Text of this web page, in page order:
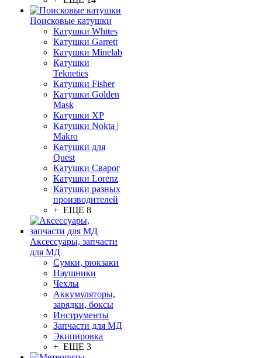
Поисковые катушки
Катушки Whites
Катушки Garrett
Катушки Minelab
Катушки
Teknetics
Катушки Fisher
Катушки Golden
Mask
Катушки XP
Катушки Nokta |
Makro
Катушки для
Quest
Катушки Сварог
Катушки Lorenz
Катушки разных
производителей
+ ЕЩЕ 8
Аксессуары, запчасти
для МД
Сумки, рюкзаки
Наушники
Чехлы
Аккумуляторы,
зарядки, боксы
Инструменты
Запчасти для МД
Экипировка
+ ЕЩЕ 3